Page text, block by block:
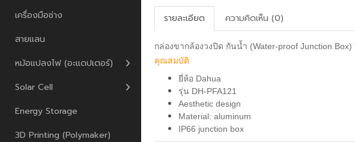
เครื่องมือช่าง
สายแลน
หม้อแปลงไฟ (อะแดปเตอร์)
Solar Cell
Energy Storage
3D Printing (Polymaker)
รายละเอียด
ความคิดเห็น (0)
กล่องขากล้องวงปิด กันน้ำ (Water-proof Junction
คุณสมบัติ
ยี่ห้อ Dahua
รุ่น DH-PFA121
Aesthetic design
Material: aluminum
IP66 junction box